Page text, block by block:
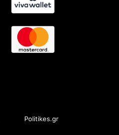
Politikes.gr